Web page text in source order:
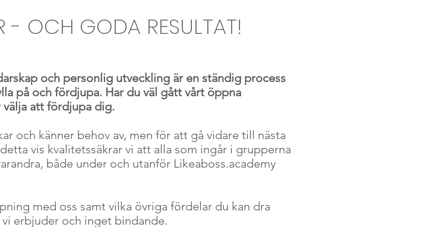
- OCH GODA RESULTAT!
och personlig utveckling är en ständig process
på och fördjupa. Har du väl gått vårt öppna
välja att fördjupa dig.
och känner behov av, men för att gå vidare till nästa
vis kvalitetssäkrar vi att alla som ingår i grupperna
både under och utanför Likeaboss.academy
med oss samt vilka övriga fördelar du kan dra
erbjuder och inget bindande.